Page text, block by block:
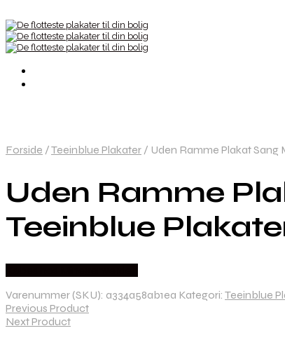
Forside /Teeinblue Plakater / Uden Ramme Plakat Sang
Uden Ramme
Teeinblue
Varenummer (SKU): a334a58ab1ea Kategori: Teeinblue
Previous Product
Next Product